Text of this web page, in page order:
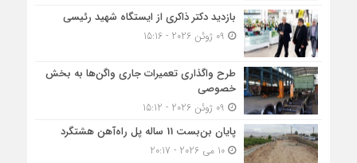
بازدید دکتر ذاکری از ایستگاه شهید رئیسی
طرح واگذاری تعمیرات جاری واگن‌ها به بخش
خصوصی
پایان بن‌بست 11 ساله پل راه‌آهن هشتگرد
10 می 2026 - 20:17